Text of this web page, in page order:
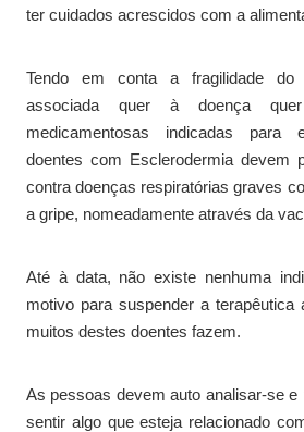
ter cuidados acrescidos com a
Tendo em conta a fragilidade do
associada quer à doença
medicamentosas indicadas para
doentes com Esclerodermia devem
contra doenças respiratórias graves
a gripe, nomeadamente através da
Até à data, não existe nenhuma
motivo para suspender a terapêutica
muitos destes doentes fazem.
As pessoas devem auto analisar-se e
sentir algo que esteja relacionado